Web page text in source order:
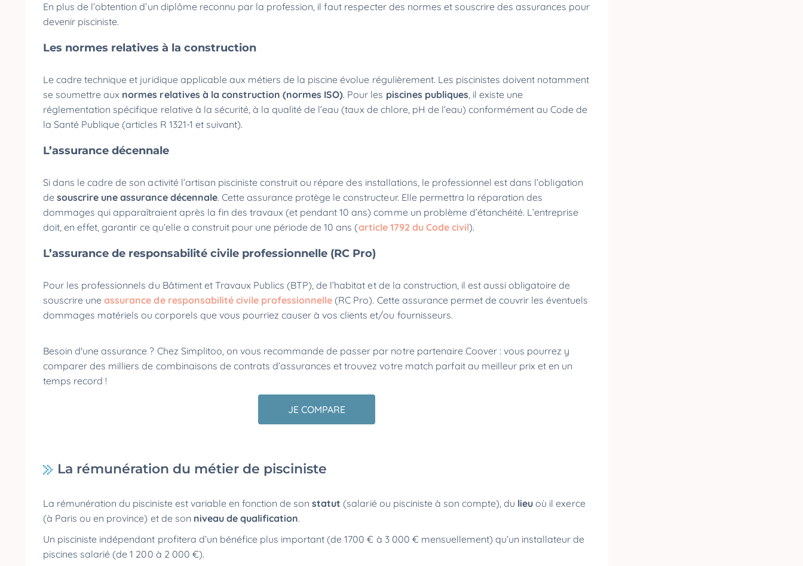
En plus de l’obtention d’un diplôme reconnu par la profession, il faut respecter des normes et souscrire des assurances pour
devenir pisciniste.
Les normes relatives à la construction
Le cadre technique et juridique applicable aux métiers de la piscine évolue régulièrement. Les piscinistes doivent notamment
se soumettre aux normes relatives à la construction (normes ISO). Pour les piscines publiques, il existe une
réglementation spécifique relative à la sécurité, à la qualité de l’eau (taux de chlore, pH de l’eau) conformément au Code de
la Santé Publique (articles R 1321-1 et suivant).
L’assurance décennale
Si dans le cadre de son activité l’artisan pisciniste construit ou répare des installations, le professionnel est dans l’obligation
desouscrire une assurance décennale. Cette assurance protège le constructeur. Elle permettra la réparation des
dommages qui apparaîtraient après la fin des travaux (et pendant 10 ans) comme un problème d’étanchéité. L’entreprise
doit, en effet, garantir ce qu’elle a construit pour une période de 10 ans (article 1792 du Code civil).
L’assurance de responsabilité civile professionnelle (RC Pro)
Pour les professionnels du Bâtiment et Travaux Publics (BTP), de l’habitat et de la construction, il est aussi obligatoire de
souscrire uneassurance de responsabilité civile professionnelle (RC Pro). Cette assurance permet de couvrir les éventuels
dommages matériels ou corporels que vous pourriez causer à vos clients et/ou fournisseurs.
Besoin d'une assurance ? Chez Simplitoo, on vous recommande de passer par notre partenaire Coover : vous pourrez y
comparer des milliers de combinaisons de contrats d’assurances et trouvez votre match parfait au meilleur prix et en un
temps record !
JE COMPARE
La rémunération du métier de pisciniste
La rémunération du pisciniste est variable en fonction de sonstatut (salarié ou pisciniste à son compte), du lieu où il exerce
(à Paris ou en province) et de son niveau de qualification.
Un pisciniste indépendant profitera d’un bénéfice plus important (de 1700 € à 3 000 € mensuellement) qu’un installateur de
piscines salarié (de 1 200 à 2 000 €).